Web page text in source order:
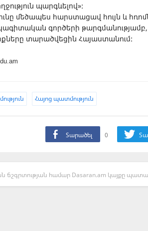
պարգևելով»:
մեծապես հարստացավ հույն և
գործերի
տարածվեցին Հայաստանում:
Հայոց պատմություն
Տարածել 0
ճշգրտության համար Dasaran.am կայքը